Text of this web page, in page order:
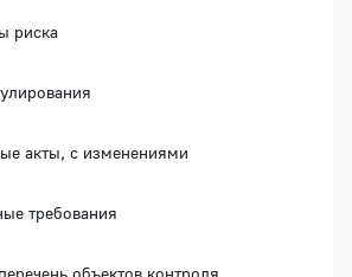
риска
акты, с изменениями
требования